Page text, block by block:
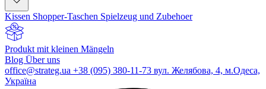
Kissen Shopper-Taschen Spielzeug und Zubehoer
Produkt mit kleinen Mängeln
Blog Über uns
office@strateg.ua +38 (095) 380-11-73 вул. Желябова, 4, м.Одеса,
Україна